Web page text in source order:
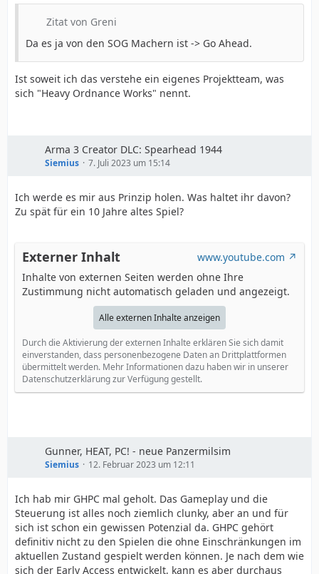
Zitat von Greni
Da es ja von den SOG Machern ist -> Go Ahead.
Ist soweit ich das verstehe ein eigenes Projektteam, was
sich "Heavy Ordnance Works" nennt.
Arma 3 Creator DLC: Spearhead 1944
Siemius 7. Juli 2023 um 15:14
Ich werde es mir aus Prinzip holen. Was haltet ihr davon?
Zu spät für ein 10 Jahre altes Spiel?
Externer Inhalt
www.youtube.com
Inhalte von externen Seiten werden ohne Ihre
Zustimmung nicht automatisch geladen und angezeigt.
Alle externen Inhalte anzeigen
Durch die Aktivierung der externen Inhalte erklären Sie sich damit
einverstanden, dass personenbezogene Daten an Drittplattformen
übermittelt werden. Mehr Informationen dazu haben wir in unserer
Datenschutzerklärung zur Verfügung gestellt.
Gunner, HEAT, PC! - neue Panzermilsim
Siemius 12. Februar 2023 um 12:11
Ich hab mir GHPC mal geholt. Das Gameplay und die
Steuerung ist alles noch ziemlich clunky, aber an und für
sich ist schon ein gewissen Potenzial da. GHPC gehört
definitiv nicht zu den Spielen die ohne Einschränkungen im
aktuellen Zustand gespielt werden können. Je nach dem wie
sich der Early Access entwickelt, kann es aber durchaus